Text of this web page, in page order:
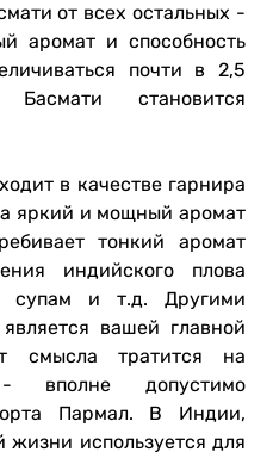
от всех остальных -
аромат и способность
почти в 2,5
становится
в качестве гарнира
яркий и мощный аромат
тонкий аромат
индийского плова
супам и т.д. Другими
вашей главной
смысла тратится на
вполне допустимо
Пармал. В Индии,
жизни используется для